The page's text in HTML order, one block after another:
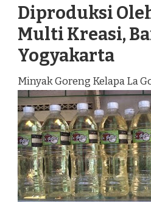
Diproduksi
Multi Kreasi,
Yogyakarta
Minyak Goreng Kelapa La